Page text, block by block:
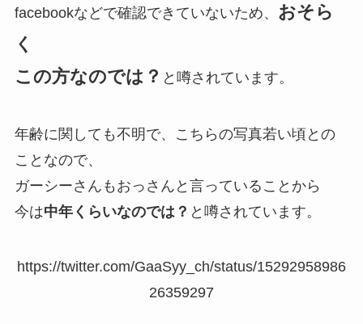
facebookなどで確認できていないため、 おそら
く
この方なのでは？ と噂されています。
年齢に関しても不明で、こちらの写真若い頃との
ことなので、
ガーシーさんもおっさんと言っていることから
今は中年くらいなのでは？ と噂されています。
https://twitter.com/GaaSyy_ch/status/15292958986
26359297